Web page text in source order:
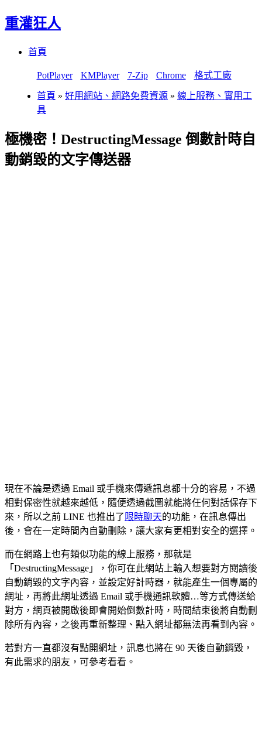
重灌狂人
首頁
PotPlayer KMPlayer 7-Zip Chrome 格式工廠
首頁 » 好用網站、網路免費資源 » 線上服務、實用工
具
極機密！DestructingMessage 倒數計時自
動銷毀的文字傳送器
現在不論是透過 Email 或手機來傳遞訊息都十分的容易，不過
相對保密性就越來越低，隨便透過截圖就能將任何對話保存下
來，所以之前 LINE 也推出了 限時聊天的功能，在訊息傳出
後，會在一定時間內自動刪除，讓大家有更相對安全的選擇。
而在網路上也有類似功能的線上服務，那就是
「DestructingMessage」，你可在此網站上輸入想要對方閱讀後
自動銷毀的文字內容，並設定好計時器，就能產生一個專屬的
網址，再將此網址透過 Email 或手機通訊軟體…等方式傳送給
對方，網頁被開啟後即會開始倒數計時，時間結束後將自動刪
除所有內容，之後再重新整理、點入網址都無法再看到內容。
若對方一直都沒有點開網址，訊息也將在 90 天後自動銷毀，
有此需求的朋友，可參考看看。